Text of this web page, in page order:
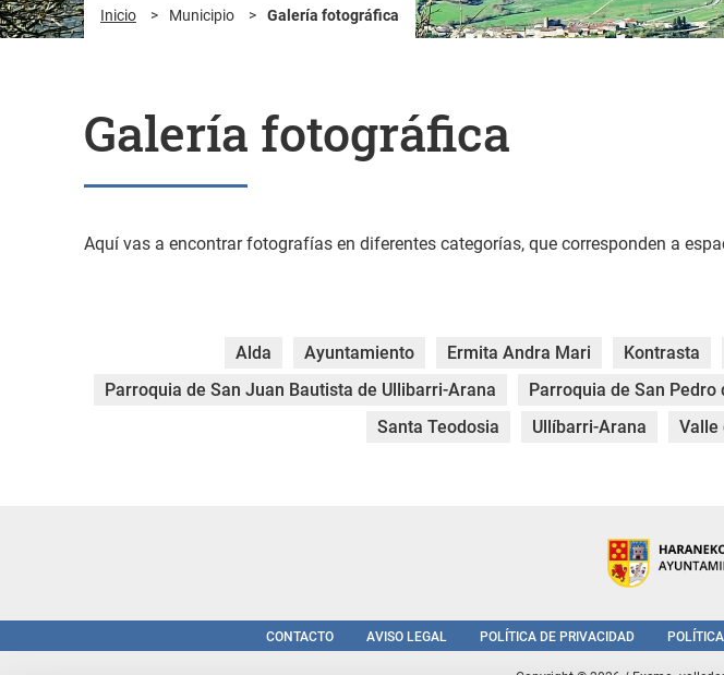
Inicio > Municipio > Galería fotográfica
Galería fotográfica
Aquí vas a encontrar fotografías en diferentes categorías, que corresponden a
Alda Ayuntamiento Ermita Andra Mari Kontrasta
Parroquia de San Juan Bautista de Ullibarri-Arana
Parroquia de San Pedro
Santa Teodosia
Ullíbarri-Arana Valle
CONTACTO AVISO LEGAL POLÍTICA DE PRIVACIDAD